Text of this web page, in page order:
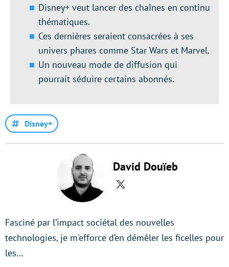
Disney+ veut lancer des chaînes en continu
thématiques.
Ces dernières seraient consacrées à ses
univers phares comme Star Wars et Marvel.
Un nouveau mode de diffusion qui
pourrait séduire certains abonnés.
Disney+
David Douïeb
Twitter
Fasciné par l’impact sociétal des nouvelles
technologies, je m'efforce d’en démêler les ficelles pour
les…